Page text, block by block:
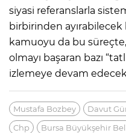
siyasi referanslarla
birbirinden ayırabilecek
kamuoyu da bu
olmayı başaran bazı
izlemeye devam
Mustafa Bozbey Davut
Chp
Bursa Büyükşehir